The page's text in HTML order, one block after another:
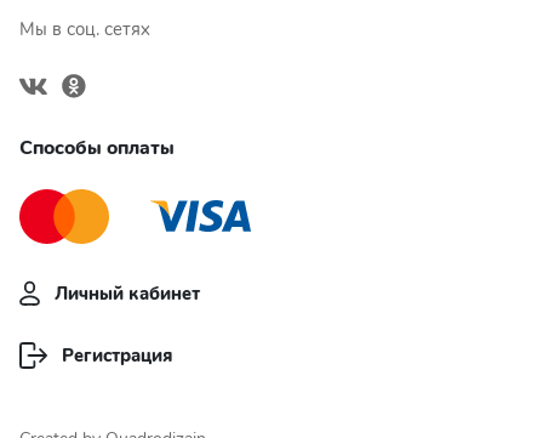
Мы в соц. сетях
Способы оплаты
Личный кабинет
Регистрация